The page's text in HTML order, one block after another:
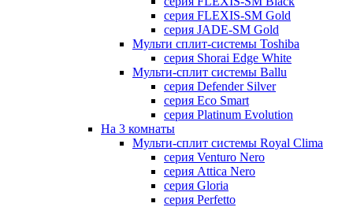
серия FLEXIS-SM Gold
серия JADE-SM Gold
Мульти сплит-системы Toshiba
серия Shorai Edge White
Мульти-сплит системы Ballu
серия Defender Silver
серия Eco Smart
серия Platinum Evolution
На 3 комнаты
Мульти-сплит системы Royal Clima
серия Venturo Nero
серия Attica Nero
серия Gloria
серия Perfetto